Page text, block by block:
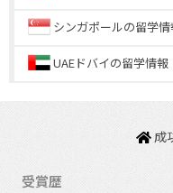
シンガポールの留学
UAEドバイの留学情報
成
受賞歴